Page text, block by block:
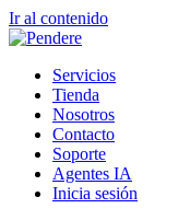
Ir al contenido
Servicios
Tienda
Nosotros
Contacto
Soporte
Agentes IA
Inicia sesión